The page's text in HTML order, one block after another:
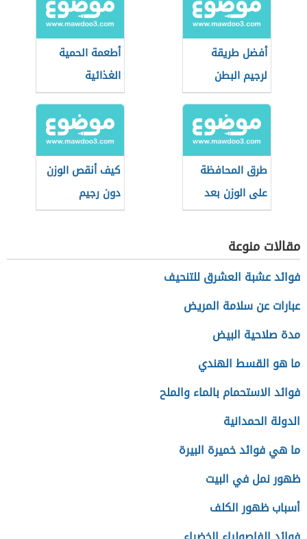
أفضل طريقة
لرجيم البطن
أطعمة الحمية
الغذائية
طرق المحافظة
على الوزن بعد
الرجيم
كيف أنقص الوزن
دون رجيم
مقالات منوعة
فوائد عشبة العشرق للتنحيف
عبارات عن سلامة المريض
مدة صلاحية البيض
ما هو القسط الهندي
فوائد الاستحمام بالماء والملح
الدولة الحمدانية
ما هي فوائد خميرة البيرة
ظهور نمل في البيت
أسباب ظهور الكلف